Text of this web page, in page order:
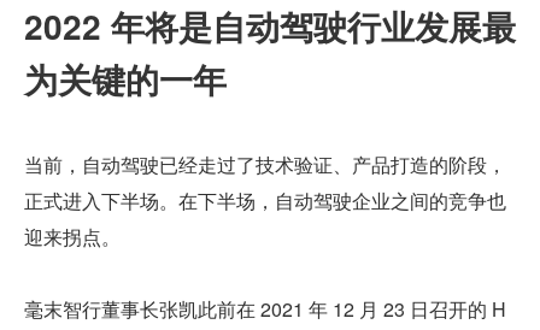
2022 年将是自动驾驶行业发展最
为关键的一年
当前，自动驾驶已经走过了技术验证、产品打造的阶段，
正式进入下半场。在下半场，自动驾驶企业之间的竞争也
迎来拐点。
毫末智行董事长张凯此前在 2021 年 12 月 23 日召开的 H